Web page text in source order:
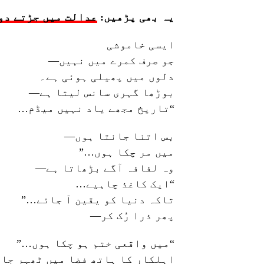
یہ بھی پڑھیں: عدالت میں جڑتے
ایسی خاموشی
جو صرف کمرے میں نہیں—
دلوں میں پھیلی ہوئی ہے۔
بوڑھا گہری سانس لیتا ہے—
“تاریخ مجھے یاد نہیں میڈم…
بس اتنا جانتا ہوں—
میں مر چکا ہوں…”
وہ لفافہ آگے بڑھاتا ہے—
“ایک کاغذ چاہیے…
تاکہ دنیا کو یقین آ جائے…”
پھر ذرا رُک کر—
“میں واقعی ختم ہو چکا ہوں…”
اہلکار کا ہاتھ فضا میں ٹھہر